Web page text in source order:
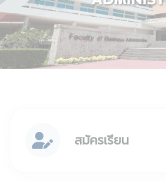
สมัครเรียน